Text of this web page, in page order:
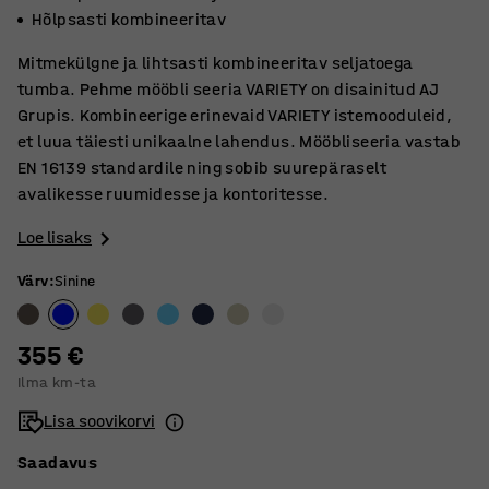
Hõlpsasti kombineeritav
Mitmekülgne ja lihtsasti kombineeritav seljatoega
tumba. Pehme mööbli seeria VARIETY on disainitud AJ
Grupis. Kombineerige erinevaid VARIETY istemooduleid,
et luua täiesti unikaalne lahendus. Mööbliseeria vastab
EN 16139 standardile ning sobib suurepäraselt
avalikesse ruumidesse ja kontoritesse.
Loe lisaks
Värv:Sinine
355 €
Ilma km-ta
Lisa soovikorvi
Saadavus